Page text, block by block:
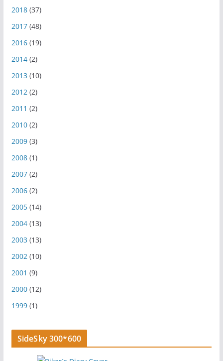
2018(37)
2017(48)
2016(19)
2014(2)
2013 (10)
2012(2)
2011 (2)
2010(2)
2009(3)
2008(1)
2007(2)
2006(2)
2005(14)
2004(13)
2003 (13)
2002(10)
2001 (9)
2000(12)
1999(1)
SideSky 300*600